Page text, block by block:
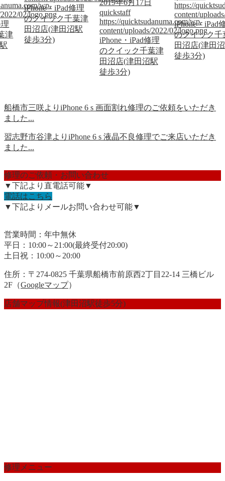
wp-
02/logo.png
津
iPhone・iPad修理
のクイック千葉津
田沼店(津田沼駅
徒歩3分)
2019年6月17日
quickstaff
https://quicktsudanuma.com/wp-
content/uploads/2022/02/logo.png
iPhone・iPad修理
のクイック千葉津
田沼店(津田沼駅
徒歩3分)
https://
content/
iPhone・iPad
のクイック千
田沼店(津田
徒歩3分)
船橋市三咲よりiPhone 6 s 画面割れ修理のご依頼をいただき
ました...
習志野市谷津よりiPhone 6 s 液晶不良修理でご来店いただき
ました...
修理のご依頼・お問い合わせ
▼下記より直電話可能▼
電話はこちら
▼下記よりメールお問い合わせ可能▼
営業時間：年中無休
平日：10:00～21:00(最終受付20:00)
土日祝：10:00～20:00
住所：〒274-0825 千葉県船橋市前原西2丁目22-14 三橋ビル
2F（Googleマップ）
店舗マップ情報(津田沼駅徒歩5分)
修理メニュー